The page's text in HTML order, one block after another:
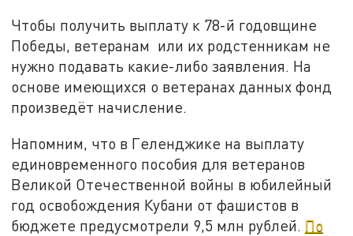
Чтобы получить выплату к 78-й годовщине
Победы, ветеранам или их родстенникам не
нужно подавать какие-либо заявления. На
основе имеющихся о ветеранах данных фонд
произведёт начисление.
Напомним, что в Геленджике на выплату
единовременного пособия для ветеранов
Великой Отечественной войны в юбилейный
год освобождения Кубани от фашистов в
бюджете предусмотрели 9,5 млн рублей. По